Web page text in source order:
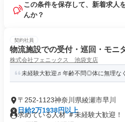
この条件を保存して、新着求人
んか？
契約社員
物流施設での受付・巡回・モニ
株式会社フェニックス 池袋支店
未経験大歓迎♬年齢不問◎体に無理な
〒252-1123神奈川県綾瀬市早川
日給2万1938円以上
求めている人材 ＃未経験大歓迎